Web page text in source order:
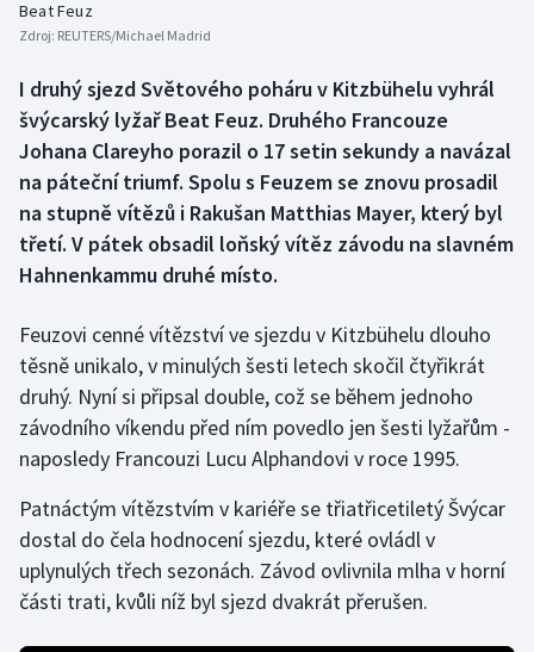
Biatlon
Box
Curling
Dostihy
Futsal
Golf
Gymnastika
Házená
Jezdectví
Aplikace ČT sport
Beat Feuz
Zdroj: REUTERS/Michael Madrid
I druhý sjezd Světového poháru v Kitzbühelu vyhrál
švýcarský lyžař Beat Feuz. Druhého Francouze
Johana Clareyho porazil o 17 setin sekundy a navázal
na páteční triumf. Spolu s Feuzem se znovu prosadil
na stupně vítězů i Rakušan Matthias Mayer, který byl
třetí. V pátek obsadil loňský vítěz závodu na slavném
Hahnenkammu druhé místo.
Feuzovi cenné vítězství ve sjezdu v Kitzbühelu dlouho
těsně unikalo, v minulých šesti letech skočil čtyřikrát
druhý. Nyní si připsal double, což se během jednoho
závodního víkendu před ním povedlo jen šesti lyžařům -
naposledy Francouzi Lucu Alphandovi v roce 1995.
Patnáctým vítězstvím v kariéře se třiatřicetiletý Švýcar
dostal do čela hodnocení sjezdu, které ovládl v
uplynulých třech sezonách. Závod ovlivnila mlha v horní
části trati, kvůli níž byl sjezd dvakrát přerušen.